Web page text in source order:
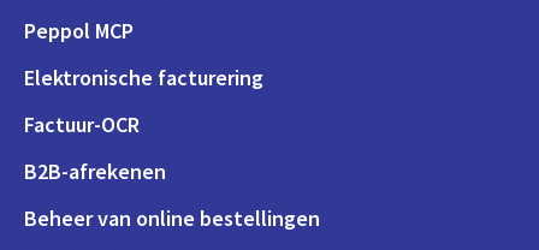
Peppol MCP
Elektronische facturering
Factuur-OCR
B2B-afrekenen
Beheer van online bestellingen